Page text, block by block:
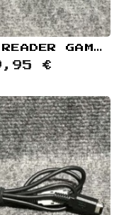
BARCODE READER GAME BOY GB
€